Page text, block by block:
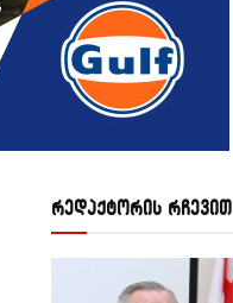
რედაქტორის რჩევით